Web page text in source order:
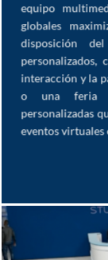
equipo
globales
disposición
personalizados,
interacción y la
o una feria
personalizadas
eventos